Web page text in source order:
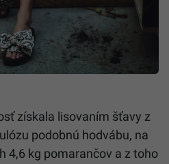
získala lisovaním šťavy z
podobnú hodvábu, na
4,6 kg pomarančov a z toho